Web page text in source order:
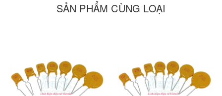
SẢN PHẨM CÙNG LOẠI